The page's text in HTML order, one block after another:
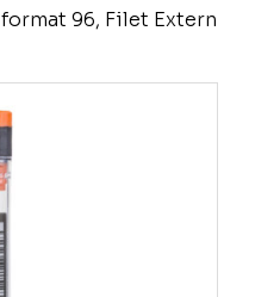
96, Filet Extern